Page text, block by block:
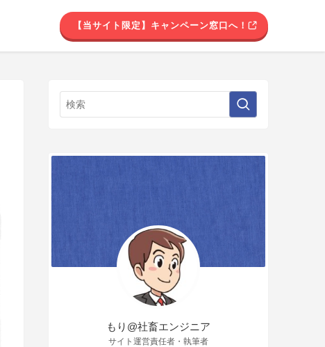
【当サイト限定】キャンペーン窓口へ！
もり@社畜エンジニア
サイト運営責任者・執筆者